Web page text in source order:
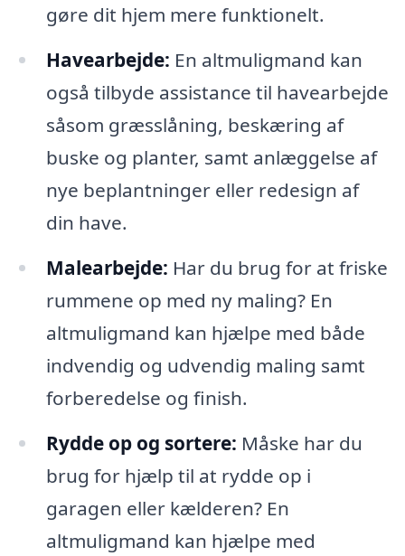
gøre dit hjem mere funktionelt.
Havearbejde: En altmuligmand kan
også tilbyde assistance til havearbejde
såsom græsslåning, beskæring af
buske og planter, samt anlæggelse af
nye beplantninger eller redesign af
din have.
Malearbejde: Har du brug for at friske
rummene op med ny maling? En
altmuligmand kan hjælpe med både
indvendig og udvendig maling samt
forberedelse og finish.
Rydde op og sortere: Måske har du
brug for hjælp til at rydde op i
garagen eller kælderen? En
altmuligmand kan hjælpe med